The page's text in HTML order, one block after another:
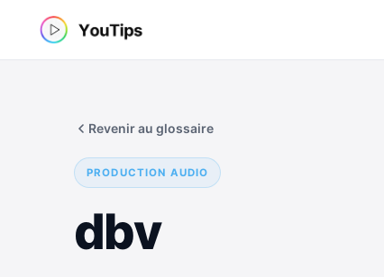
PRODUCTION AUDIO
dbv
Revenir au glossaire